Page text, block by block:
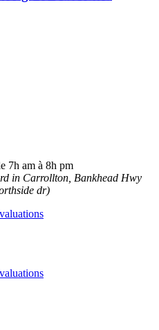
7h am à 8h pm
in Carrollton, Bankhead Hwy
dr)